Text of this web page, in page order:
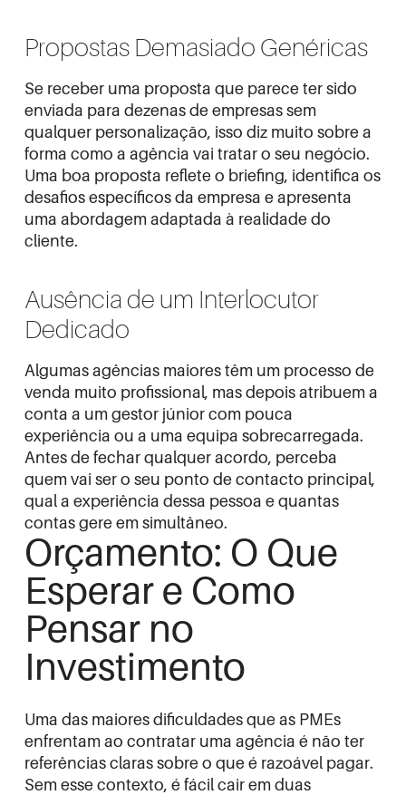
Propostas Demasiado Genéricas
Se receber uma proposta que parece ter sido
enviada para dezenas de empresas sem
qualquer personalização, isso diz muito sobre a
forma como a agência vai tratar o seu negócio.
Uma boa proposta reflete o briefing, identifica os
desafios específicos da empresa e apresenta
uma abordagem adaptada à realidade do
cliente.
Ausência de um Interlocutor
Dedicado
Algumas agências maiores têm um processo de
venda muito profissional, mas depois atribuem a
conta a um gestor júnior com pouca
experiência ou a uma equipa sobrecarregada.
Antes de fechar qualquer acordo, perceba
quem vai ser o seu ponto de contacto principal,
qual a experiência dessa pessoa e quantas
contas gere em simultâneo.
Orçamento: O Que
Esperar e Como
Pensar no
Investimento
Uma das maiores dificuldades que as PMEs
enfrentam ao contratar uma agência é não ter
referências claras sobre o que é razoável pagar.
Sem esse contexto, é fácil cair em duas